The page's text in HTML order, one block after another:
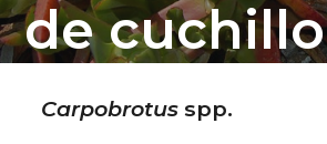
de cuchillo
Carpobrotus spp.